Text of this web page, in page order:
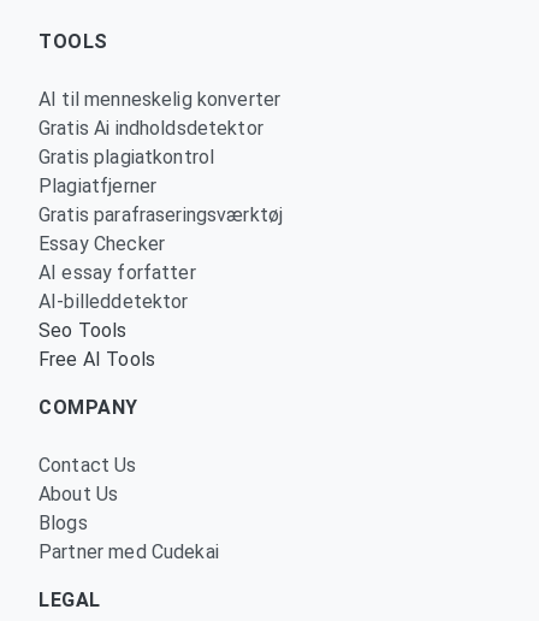
TOOLS
AI til menneskelig konverter
Gratis Ai indholdsdetektor
Gratis plagiatkontrol
Plagiatfjerner
Gratis parafraseringsværktøj
Essay Checker
AI essay forfatter
AI-billeddetektor
Seo Tools
Free AI Tools
COMPANY
Contact Us
About Us
Blogs
Partner med Cudekai
LEGAL